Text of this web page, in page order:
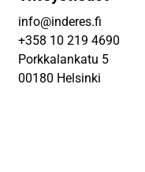
info@inderes.fi
+358 10 219 4690
Porkkalankatu 5
00180 Helsinki